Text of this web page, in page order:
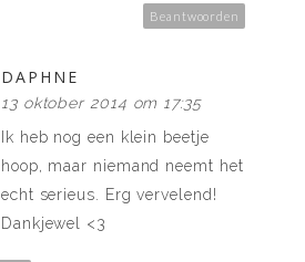
Beantwoorden
DAPHNE
13 oktober 2014 om 17:35
Ik heb nog een klein beetje
hoop, maar niemand neemt het
echt serieus. Erg vervelend!
Dankjewel <3